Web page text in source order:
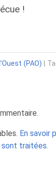
!
(PAO) |
En savoir
sont traitées.